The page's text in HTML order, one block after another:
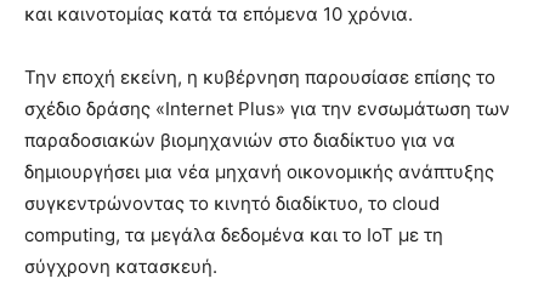
και καινοτομίας κατά τα επόμενα 10 χρόνια.
Την εποχή εκείνη, η κυβέρνηση παρουσίασε επίσης το
σχέδιο δράσης «Internet Plus» για την ενσωμάτωση των
παραδοσιακών βιομηχανιών στο διαδίκτυο για να
δημιουργήσει μια νέα μηχανή οικονομικής ανάπτυξης
συγκεντρώνοντας το κινητό διαδίκτυο, το cloud
computing, τα μεγάλα δεδομένα και το IoT με τη
σύγχρονη κατασκευή.